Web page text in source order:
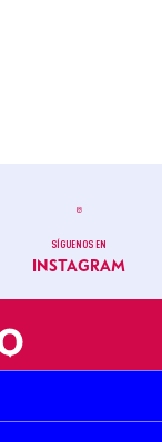
SÍGUENOS EN
INSTAGRAM